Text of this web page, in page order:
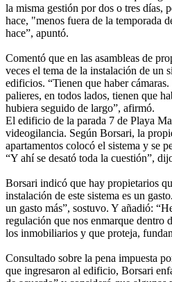
la misma gestión por dos o tres días,
hace, "menos fuera de la temporada
hace”, apuntó.
Comentó que en las asambleas de
veces el tema de la instalación de un
edificios. “Tienen que haber
palieres, en todos lados, tienen que
hubiera seguido de largo”, afirmó.
El edificio de la parada 7 de Playa
videogilancia. Según Borsari, la
apartamentos colocó el sistema y se
“Y ahí se desató toda la cuestión”,
Borsari indicó que hay propietarios
instalación de este sistema es un
un gasto más”, sostuvo. Y añadió:
regulación que nos enmarque dentro
los inmobiliarios y que proteja,
Consultado sobre la pena impuesta
que ingresaron al edificio, Borsari